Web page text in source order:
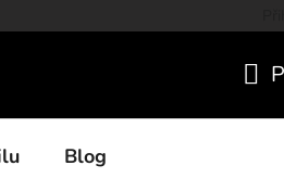
Blog